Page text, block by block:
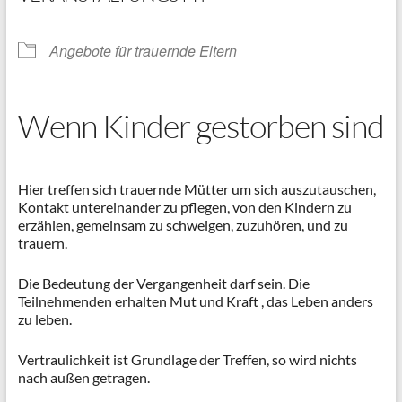
Angebote für trauernde Eltern
Wenn Kinder gestorben sind
Hier treffen sich trauernde Mütter um sich auszutauschen,
Kontakt untereinander zu pflegen, von den Kindern zu
erzählen, gemeinsam zu schweigen, zuzuhören, und zu
trauern.
Die Bedeutung der Vergangenheit darf sein. Die
Teilnehmenden erhalten Mut und Kraft , das Leben anders
zu leben.
Vertraulichkeit ist Grundlage der Treffen, so wird nichts
nach außen getragen.